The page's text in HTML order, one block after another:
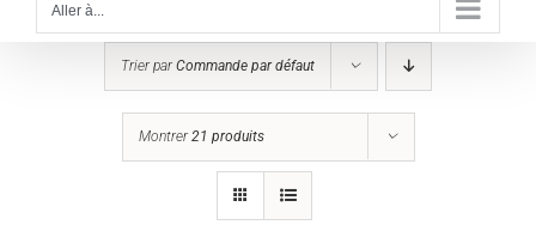
Aller à...
Trier parCommande par défaut
Montrer21 produits